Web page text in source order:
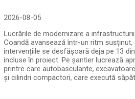
2026-08-05
Lucrările de modernizare a
Coandă avansează într-un ritm
intervențiile se desfășoară deja pe 13
incluse în proiect. Pe șantier lucrează
printre care autobasculante,
și cilindri compactori, care execută